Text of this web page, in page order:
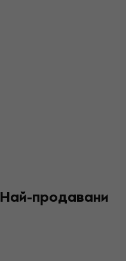
Най-продавани